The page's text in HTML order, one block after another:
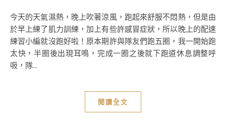
今天的天氣濕熱，晚上吹著涼風，跑起來舒服不悶熱，但是由
於早上練了肌力訓練，加上有些許感冒症狀，所以晚上的配速
練習小編就沒跑好啦！原本期許與隊友們跑五圈，我一開始跑
太快，半圈後出現耳鳴，完成一圈之後就下跑道休息調整呼
吸，隊...
閱讀全文